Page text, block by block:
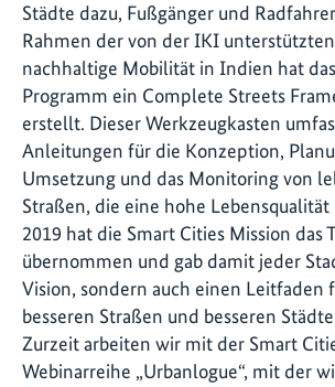
Städte dazu, Fußgänger und
Rahmen der von der IKI
nachhaltige Mobilität in Indien hat
Programm ein Complete Streets
erstellt. Dieser Werkzeugkasten
Anleitungen für die Konzeption,
Umsetzung und das Monitoring von
Straßen, die eine hohe
2019 hat die Smart Cities Mission das
übernommen und gab damit jeder
Vision, sondern auch einen Leitfaden
besseren Straßen und besseren
Zurzeit arbeiten wir mit der Smart
Webinarreihe „Urbanlogue“, mit der